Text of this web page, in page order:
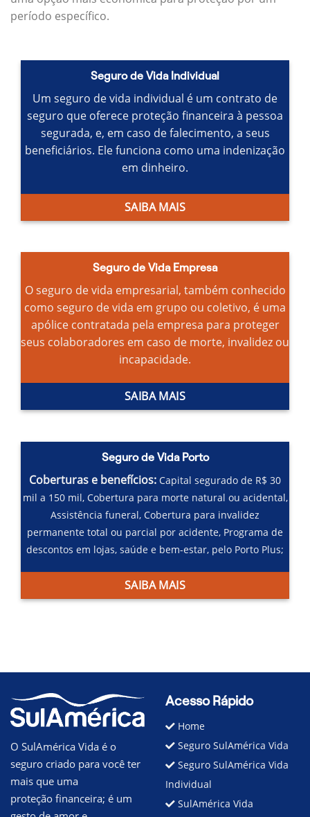
período específico.
Seguro de Vida Individual
Um seguro de vida individual é um contrato de
seguro que oferece proteção financeira à pessoa
segurada, e, em caso de falecimento, a seus
beneficiários. Ele funciona como uma indenização
em dinheiro.
SAIBA MAIS
Seguro de Vida Empresa
O seguro de vida empresarial, também conhecido
como seguro de vida em grupo ou coletivo, é uma
apólice contratada pela empresa para proteger
seus colaboradores em caso de morte, invalidez ou
incapacidade.
SAIBA MAIS
Seguro de Vida Porto
Coberturas e benefícios: Capital segurado de R$ 30
mil a 150 mil, Cobertura para morte natural ou acidental,
Assistência funeral,Cobertura para invalidez
permanente total ou parcial por acidente, Programa de
descontos em lojas, saúde e bem-estar, pelo Porto Plus;
SAIBA MAIS
O SulAmérica Vida é o
seguro criado para você ter
mais que uma
proteção financeira; é um
Acesso Rápido
Home
Seguro SulAmérica Vida
Seguro SulAmérica Vida
Individual
SulAmérica Vida